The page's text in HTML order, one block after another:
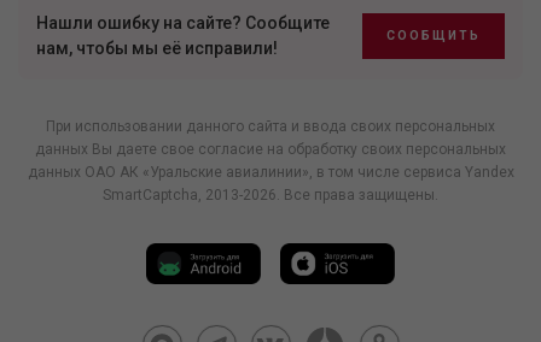
Нашли ошибку на сайте? Сообщите
нам, чтобы мы её исправили!
СООБЩИТЬ
При использовании данного сайта и ввода своих персональных
данных Вы даете свое согласие на обработку своих персональных
данных ОАО АК «Уральские авиалинии», в том числе сервиса Yandex
SmartCaptcha, 2013-2026. Все права защищены.